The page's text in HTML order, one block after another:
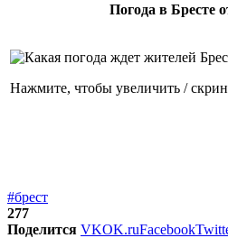
Погода в Бресте
Нажмите, чтобы увеличить /
#брест
277
Поделится VKOK.ruFacebook